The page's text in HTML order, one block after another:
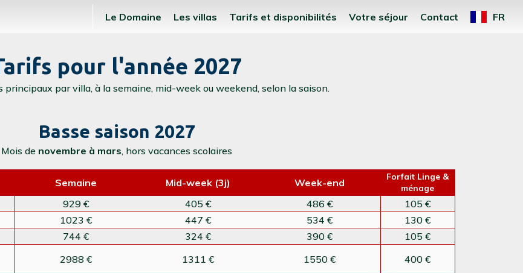
Le Domaine Les villas Tarifs et disponibilités Votre séjour Contact FR
pour l'année 2027
principaux par villa, à la semaine, mid-week ou weekend, selon la saison.
Basse saison 2027
Mois de novembre à mars, hors vacances scolaires
Semaine Mid-week (3j) Week-end
Forfait Linge &
ménage
929 € 405 € 486 €
105 €
1023 € 447 € 534 €
130 €
744 € 324 € 390 €
105 €
2988 € 1311 € 1550 € 400 €